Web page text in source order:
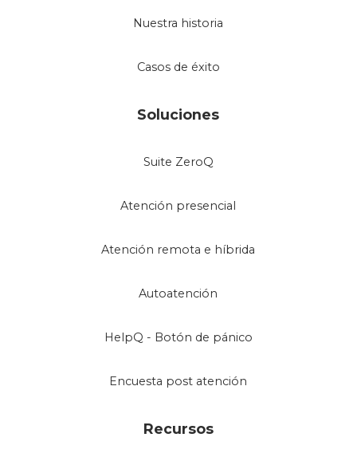
Nuestra historia
Casos de éxito
Soluciones
Suite ZeroQ
Atención presencial
Atención remota e híbrida
Autoatención
HelpQ - Botón de pánico
Encuesta post atención
Recursos